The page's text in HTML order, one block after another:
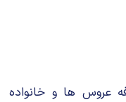
عروس ها و خانواده